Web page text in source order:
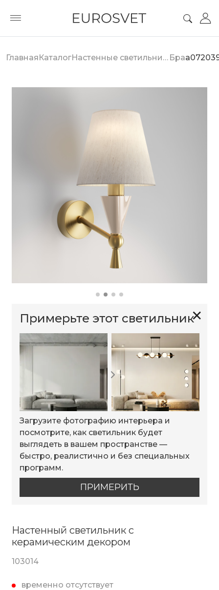
ГлавнаяКаталог Настенные светильники Бра
✕
Примерьте этот светильник
Загрузите фотографию интерьера и
посмотрите, как светильник будет
выглядеть в вашем пространстве —
быстро, реалистично и без специальных
программ.
ПРИМЕРИТЬ
Настенный светильник с
керамическим декором
103014
временно отсутствует